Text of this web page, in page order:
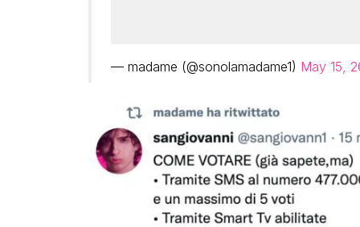
— madame (@sonolamadame1) May 15,